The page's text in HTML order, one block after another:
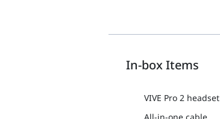
In-box Items
VIVE Pro 2 headset
All-in-one cable